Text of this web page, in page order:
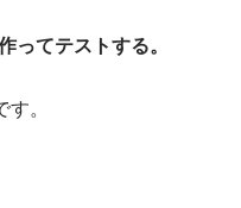
ってテストする。
。